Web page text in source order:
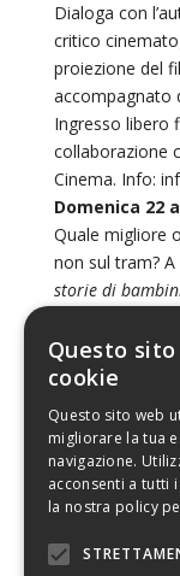
Dialoga con
critico
proiezione del
accompagnato
Ingresso libero
collaborazione
Cinema. Info:
Domenica 22
Quale migliore
non sul tram?
storie di
(Associazione
accompagnerà
le letture sul
e a volte
unione dei
gli orari si veda
H Torna
Questo
cookie
Questo sito web
migliorare la tua
navigazione.
acconsenti a tutti
la nostra policy